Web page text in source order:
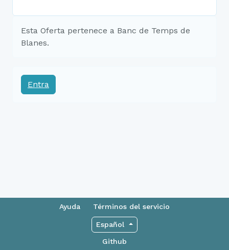
Esta Oferta pertenece a Banc de Temps de
Blanes.
Entra
Ayuda Términos del servicio
Español
Github